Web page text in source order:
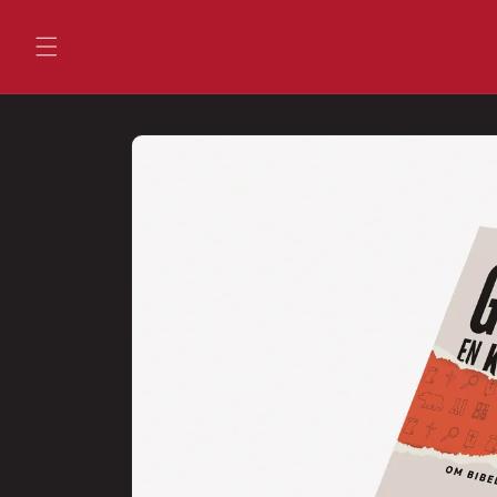
innholdet
Hopp til